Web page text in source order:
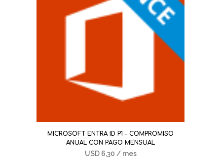
MICROSOFT ENTRA ID P1 – COMPROMISO
ANUAL CON PAGO MENSUAL
USD 6,30 / mes